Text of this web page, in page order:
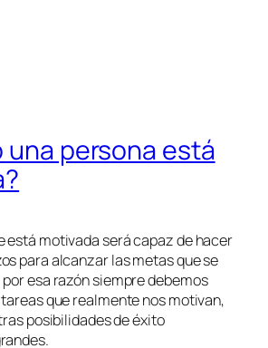
una persona está
está motivada será capaz de hacer
para alcanzar las metas que se
esa razón siempre debemos
que realmente nos motivan,
posibilidades de éxito